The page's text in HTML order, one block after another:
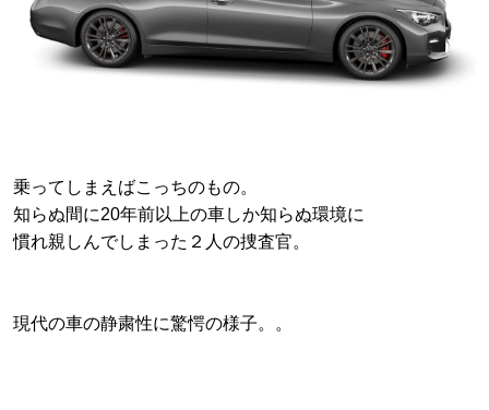
乗ってしまえばこっちのもの。
知らぬ間に20年前以上の車しか知らぬ環境に
慣れ親しんでしまった２人の捜査官。
現代の車の静粛性に驚愕の様子。。